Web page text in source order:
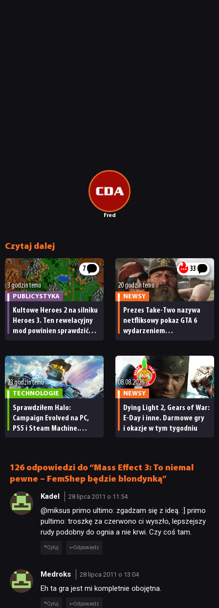
Fred
Czytaj dalej
7
3 godzin temu
PUBLICYSTYKA
Kultowe Heroes 2 na silniku
Heroes 3. Ten rewelacyjny
mod powinien sprawdzić
33
20 godzin temu
NEWSY
Prezes Take-Two nazywa
netfliksowy pokaz GTA 6
wydarzeniem
ma subskrybentów
23 godzin temu
TECHNOLOGIE
Sprawdziłem Halo:
Campaign Evolved na PC,
PS5 i Steam Machine.
08.08.2026
NEWSY
Dying Light 2, Gears of War:
E-Day i inne. Darmowe gry
i okazje w tym tygodniu
126 odpowiedzi do “Mass Effect 3: To niemal
pewne – FemShep będzie blondynką”
Kadel 28 lipca 2011 o 11:54
@miksus primo ultimo: zgadzam się z ideą. :] primo
pultimo: troszkę za czerwono ci wyszło, lepszejszy
rudy podobny do ognia a nie krwi. Czy coś tam.
Cytuj Odpowiedz
Medroks 28 lipca 2011 o 13:04
Eh ta gra jest mi kompletnie obojętna.
Cytuj Odpowiedz